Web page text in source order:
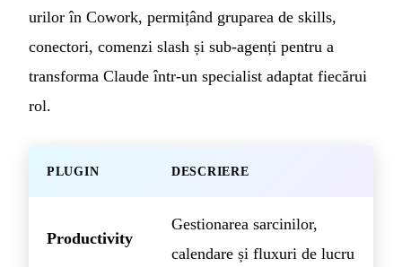
urilor în Cowork, permițând gruparea de skills,
conectori, comenzi slash și sub-agenți pentru a
transforma Claude într-un specialist adaptat fiecărui
rol.
PLUGIN DESCRIERE
Productivity
Gestionarea sarcinilor,
calendare și fluxuri de lucru